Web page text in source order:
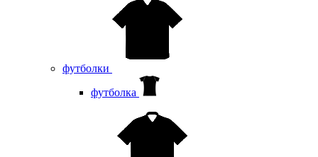
футболки
футболка